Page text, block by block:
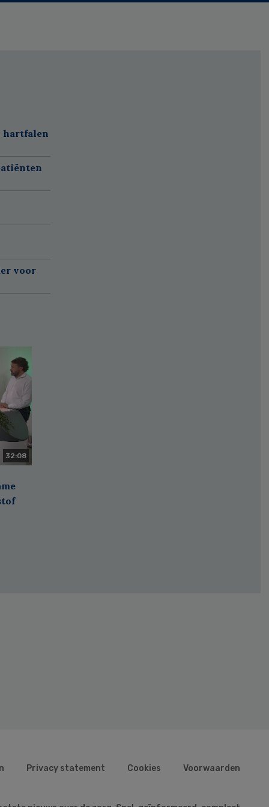
hartfalen
voor
32:08
Privacy statement Cookies Voorwaarden